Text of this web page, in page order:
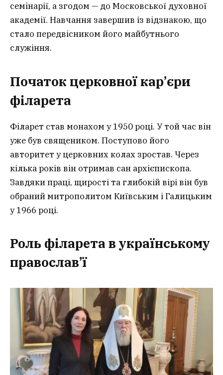
семінарії, а згодом — до Московської духовної
академії. Навчання завершив із відзнакою, що
стало передвісником його майбутнього
служіння.
Початок церковної кар’єри
філарета
Філарет став монахом у 1950 році. У той час він
уже був священиком. Поступово його
авторитет у церковних колах зростав. Через
кілька років він отримав сан архієпископа.
Завдяки праці, щирості та глибокій вірі він був
обраний митрополитом Київським і Галицьким
у 1966 році.
Роль філарета в українському
православ’ї